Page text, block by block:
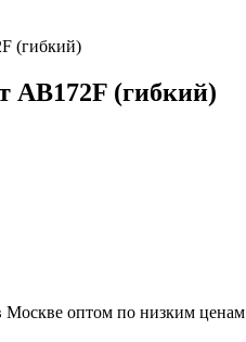
(гибкий)
AB172F (гибкий)
Москве оптом по низким ценам